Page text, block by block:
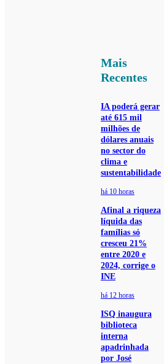
Mais
Recentes
IA poderá gerar
até 615 mil
milhões de
dólares anuais
no sector do
clima e
sustentabilidade
há 10 horas
Afinal a riqueza
líquida das
famílias só
cresceu 21%
entre 2020 e
2024, corrige o
INE
há 12 horas
ISQ inaugura
biblioteca
interna
apadrinhada
por José